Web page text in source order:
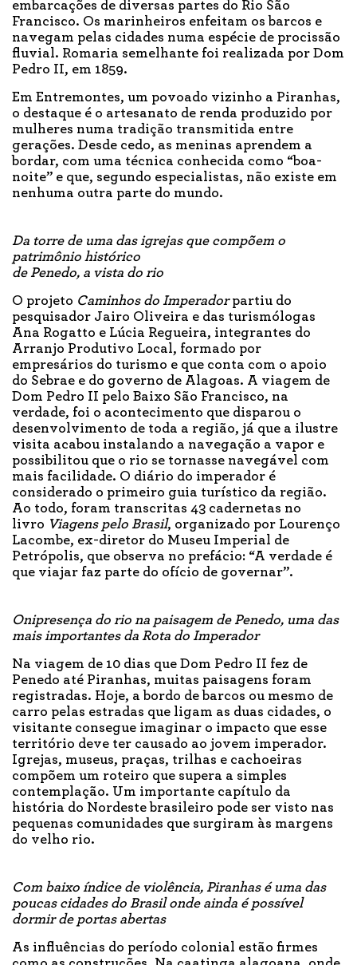
embarcações de diversas partes do Rio São
Francisco. Os marinheiros enfeitam os barcos e
navegam pelas cidades numa espécie de procissão
fluvial. Romaria semelhante foi realizada por Dom
Pedro II, em 1859.
Em Entremontes, um povoado vizinho a Piranhas,
o destaque é o artesanato de renda produzido por
mulheres numa tradição transmitida entre
gerações. Desde cedo, as meninas aprendem a
bordar, com uma técnica conhecida como “boa-
noite” e que, segundo especialistas, não existe em
nenhuma outra parte do mundo.
Da torre de uma das igrejas que compõem o
patrimônio histórico
de Penedo, a vista do rio
O projeto Caminhos do Imperadorpartiu do
pesquisador Jairo Oliveira e das turismólogas
Ana Rogatto e Lúcia Regueira, integrantes do
Arranjo Produtivo Local, formado por
empresários do turismo e que conta com o apoio
do Sebrae e do governo de Alagoas. A viagem de
Dom Pedro II pelo Baixo São Francisco, na
verdade, foi o acontecimento que disparou o
desenvolvimento de toda a região, já que a ilustre
visita acabou instalando a navegação a vapor e
possibilitou que o rio se tornasse navegável com
mais facilidade. O diário do imperador é
considerado o primeiro guia turístico da região.
Ao todo, foram transcritas 43 cadernetas no
livro Viagens pelo Brasil, organizado por Lourenço
Lacombe, ex-diretor do Museu Imperial de
Petrópolis, que observa no prefácio: “A verdade é
que viajar faz parte do ofício de governar”.
Onipresença do rio na paisagem de Penedo, uma das
mais importantes da Rota do Imperador
Na viagem de 10 dias que Dom Pedro II fez de
Penedo até Piranhas, muitas paisagens foram
registradas. Hoje, a bordo de barcos ou mesmo de
carro pelas estradas que ligam as duas cidades, o
visitante consegue imaginar o impacto que esse
território deve ter causado ao jovem imperador.
Igrejas, museus, praças, trilhas e cachoeiras
compõem um roteiro que supera a simples
contemplação. Um importante capítulo da
história do Nordeste brasileiro pode ser visto nas
pequenas comunidades que surgiram às margens
do velho rio.
Com baixo índice de violência, Piranhas é uma das
poucas cidades do Brasil onde ainda é possível
dormir de portas abertas
As influências do período colonial estão firmes